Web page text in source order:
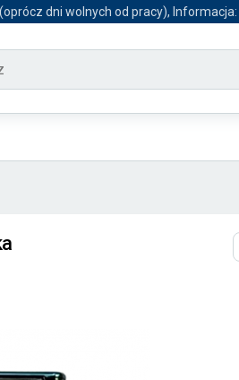
dni wolnych od pracy), Informacja: